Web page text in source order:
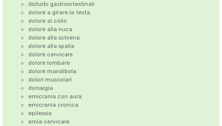
disturbi gastrointestinali
dolore a girare la testa
dolore al collo
dolore alla nuca
dolore alla schiena
dolore alla spalla
dolore cervicale
dolore lombare
dolore mandibola
dolori muscolari
dorsalgia
emicrania con aura
emicrania cronica
epilessia
ernia cervicale